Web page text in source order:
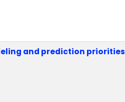
and prediction priorities